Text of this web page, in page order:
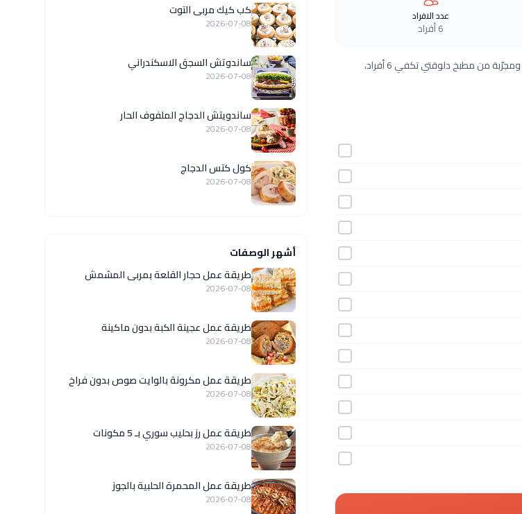
عدد الافراد
6 أفراد
طريقة عمل قالب كيك بالبرتقال خطوة بخطوة بـ13 مكونات وفي 60 دقيقة فقط. وصفة سهلة ومجرّبة من مطبخ دلوقتي تكفي 6 أفراد،
كب كيك مربى التوت
2026-07-08
ساندوتش السجق الاسكندراني
2026-07-08
ساندويتش الدجاج الملفوف الحار
2026-07-08
كول كتس الدجاج
2026-07-08
أشهر الوصفات
طريقة عمل حجار القلعة بمربى المشمش
2026-07-08
طريقة عمل عجينة الكبة بدون ماكينة
2026-07-08
طريقة عمل مكرونة بالوايت صوص بدون فراخ
2026-07-08
طريقة عمل رز بحليب سوري بـ 5 مكونات
2026-07-08
طريقة عمل المحمرة الحلبية بالجوز
2026-07-08